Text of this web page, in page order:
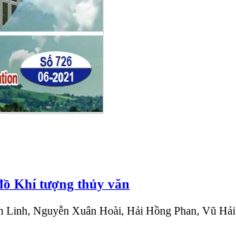
Khí tượng thủy văn
Linh, Nguyễn Xuân Hoài, Hải Hồng Phan, Vũ Hải